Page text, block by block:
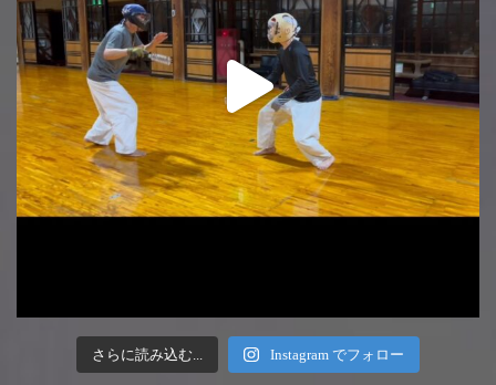
さらに読み込む... Instagram でフォロー